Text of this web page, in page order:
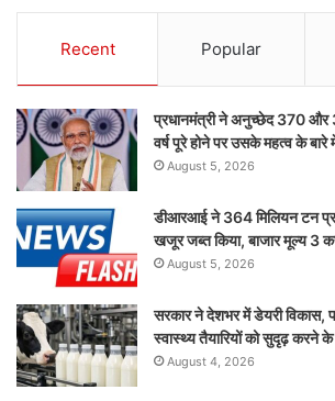
Recent Popular
प्रधानमंत्री ने अनुच्छेद 370
वर्ष पूरे होने पर उसके महत्व के बारे
August 5, 2026
डीआरआई ने 364 मिलियन टन
खजूर जब्त किया, बाजार मूल्य 3
August 5, 2026
सरकार ने देशभर में डेयरी
स्वास्थ्य तैयारियों को सुदृढ़ करने
August 4, 2026